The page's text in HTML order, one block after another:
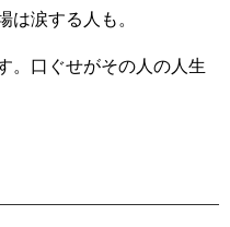
は涙する人も。
。口ぐせがその人の人生